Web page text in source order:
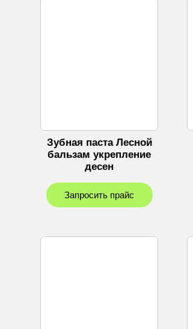
Зубная паста Лесной
бальзам укрепление
десен
Запросить прайс